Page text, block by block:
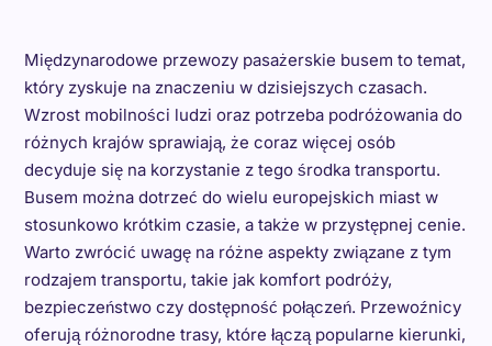
Międzynarodowe przewozy pasażerskie busem to temat,
który zyskuje na znaczeniu w dzisiejszych czasach.
Wzrost mobilności ludzi oraz potrzeba podróżowania do
różnych krajów sprawiają, że coraz więcej osób
decyduje się na korzystanie z tego środka transportu.
Busem można dotrzeć do wielu europejskich miast w
stosunkowo krótkim czasie, a także w przystępnej cenie.
Warto zwrócić uwagę na różne aspekty związane z tym
rodzajem transportu, takie jak komfort podróży,
bezpieczeństwo czy dostępność połączeń. Przewoźnicy
oferują różnorodne trasy, które łączą popularne kierunki,